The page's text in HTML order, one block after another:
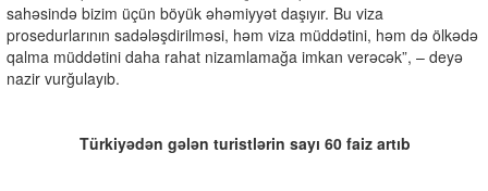
sahəsində bizim üçün böyük əhəmiyyət daşıyır. Bu viza
prosedurlarının sadələşdirilməsi, həm viza müddətini, həm də ölkədə
qalma müddətini daha rahat nizamlamağa imkan verəcək”, – deyə
nazir vurğulayıb.
Türkiyədən gələn turistlərin sayı 60 faiz artıb